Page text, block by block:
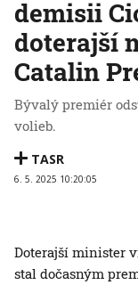
demisii
doterajší
Catalin
Bývalý premiér
volieb.
TASR
6. 5. 2025 10:20:05
Doterajší minister
stal dočasným